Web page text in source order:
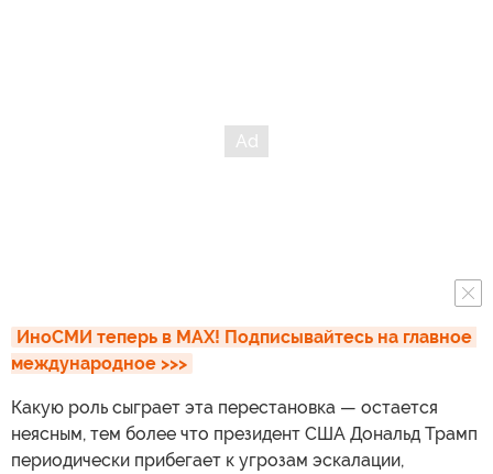
ИноСМИ теперь в MAX! Подписывайтесь на главное
международное >>>
Какую роль сыграет эта перестановка — остается
неясным, тем более что президент США Дональд Трамп
периодически прибегает к угрозам эскалации,